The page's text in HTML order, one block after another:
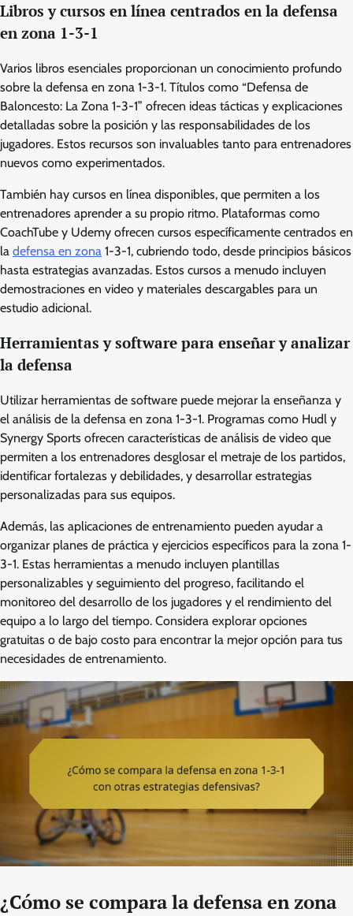
Libros y cursos en línea centrados en la defensa
en zona 1-3-1
Varios libros esenciales proporcionan un conocimiento profundo
sobre la defensa en zona 1-3-1. Títulos como “Defensa de
Baloncesto: La Zona 1-3-1” ofrecen ideas tácticas y explicaciones
detalladas sobre la posición y las responsabilidades de los
jugadores. Estos recursos son invaluables tanto para entrenadores
nuevos como experimentados.
También hay cursos en línea disponibles, que permiten a los
entrenadores aprender a su propio ritmo. Plataformas como
CoachTube y Udemy ofrecen cursos específicamente centrados en
la defensa en zona 1-3-1, cubriendo todo, desde principios básicos
hasta estrategias avanzadas. Estos cursos a menudo incluyen
demostraciones en video y materiales descargables para un
estudio adicional.
Herramientas y software para enseñar y analizar
la defensa
Utilizar herramientas de software puede mejorar la enseñanza y
el análisis de la defensa en zona 1-3-1. Programas como Hudl y
Synergy Sports ofrecen características de análisis de video que
permiten a los entrenadores desglosar el metraje de los partidos,
identificar fortalezas y debilidades, y desarrollar estrategias
personalizadas para sus equipos.
Además, las aplicaciones de entrenamiento pueden ayudar a
organizar planes de práctica y ejercicios específicos para la zona 1-
3-1. Estas herramientas a menudo incluyen plantillas
personalizables y seguimiento del progreso, facilitando el
monitoreo del desarrollo de los jugadores y el rendimiento del
equipo a lo largo del tiempo. Considera explorar opciones
gratuitas o de bajo costo para encontrar la mejor opción para tus
necesidades de entrenamiento.
¿Cómo se compara la defensa en zona